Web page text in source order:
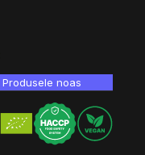
Produsele noastre sunt